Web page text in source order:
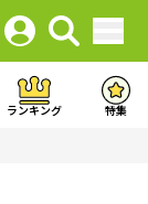
ランキング 特集